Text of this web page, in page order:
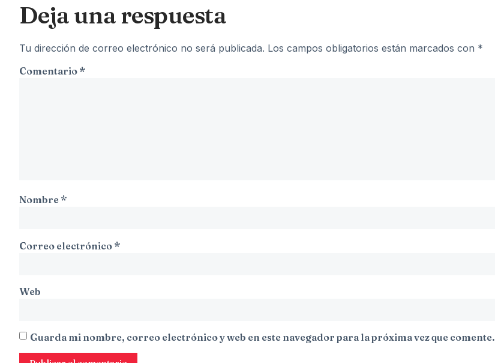
Deja una respuesta
Tu dirección de correo electrónico no será publicada. Los campos obligatorios están marcados con *
Comentario *
Nombre *
Correo electrónico *
Web
Guarda mi nombre, correo electrónico y web en este navegador para la próxima vez que comente.